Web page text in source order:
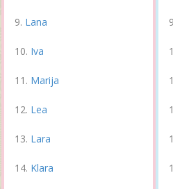
Lana
Iva
Marija
Lea
Lara
Klara